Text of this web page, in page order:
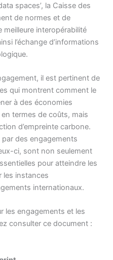
spaces’, la Caisse des
de normes et de
interopérabilité
l’échange d’informations
il est pertinent de
qui montrent comment le
à des économies
termes de coûts, mais
d’empreinte carbone.
des engagements
ci, sont non seulement
pour atteindre les
les instances
internationaux.
les engagements et les
consulter ce document :